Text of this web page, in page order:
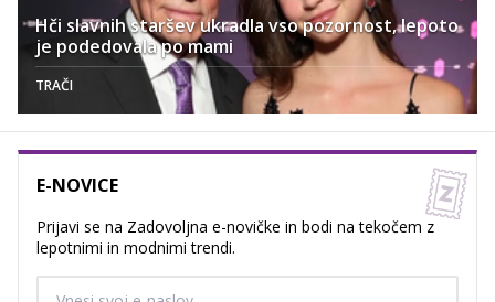
Hči slavnih staršev ukradla vso pozornost, lepoto
je podedovala po mami
TRAČI
E-NOVICE
Prijavi se na Zadovoljna e-novičke in bodi na tekočem z
lepotnimi in modnimi trendi.